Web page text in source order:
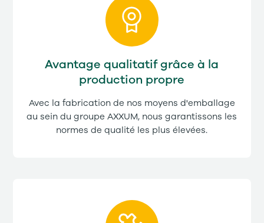
Avantage qualitatif grâce à la
production propre
Avec la fabrication de nos moyens d'emballage
au sein du groupe AXXUM, nous garantissons les
normes de qualité les plus élevées.